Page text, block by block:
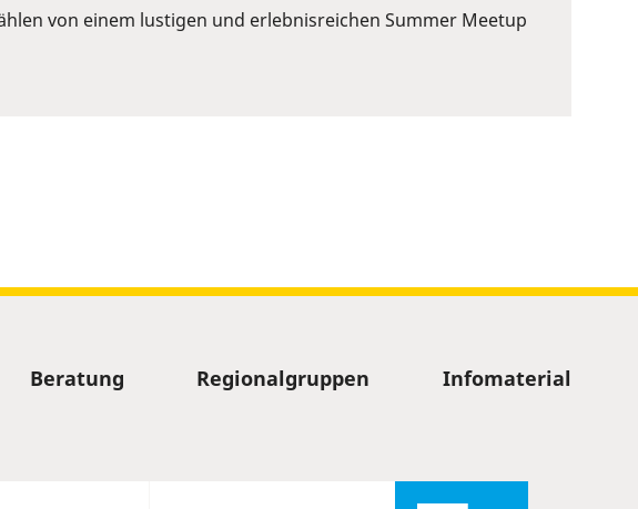
von einem lustigen und erlebnisreichen Summer Meetup
Beratung Regionalgruppen Infomaterial